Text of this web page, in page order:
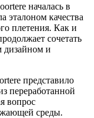
началась в
эталоном качества
плетения. Как и
сочетать
дизайном и
представило
переработанной
вопрос
среды.